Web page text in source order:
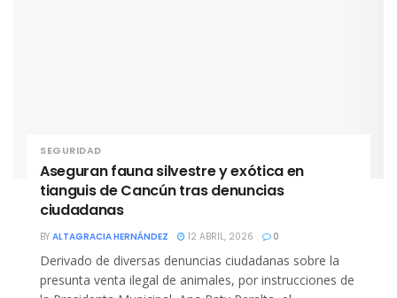
SEGURIDAD
Aseguran fauna silvestre y exótica en
tianguis de Cancún tras denuncias
ciudadanas
BY ALTAGRACIA HERNÁNDEZ 12 ABRIL, 2026 0
Derivado de diversas denuncias ciudadanas sobre la
presunta venta ilegal de animales, por instrucciones de